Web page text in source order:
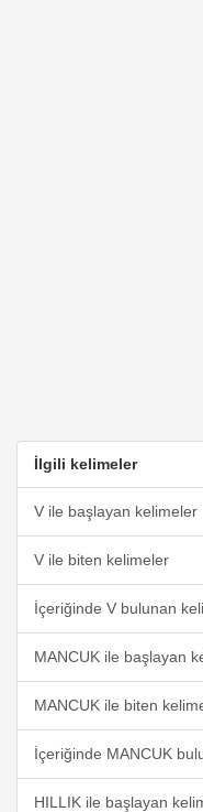
İlgili kelimeler
V ile başlayan kelimeler
V ile biten kelimeler
İçeriğinde V bulunan
MANCUK ile başlayan
MANCUK ile biten
İçeriğinde MANCUK
HILLIK ile başlayan